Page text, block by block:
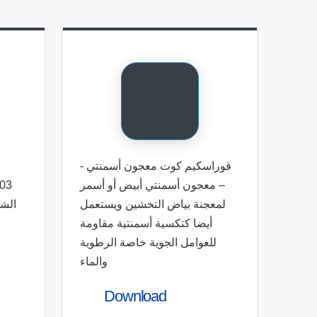
- قوراسكيم كوت معجون أسمنتي
– معجون أسمنتي أبيض أو أسمر
لمعجنة بياض التخشين ويستعمل
أيضا كتكسية أسمنتية مقاومة
للعوامل الجوية خاصة الرطوبة
والماء
Download